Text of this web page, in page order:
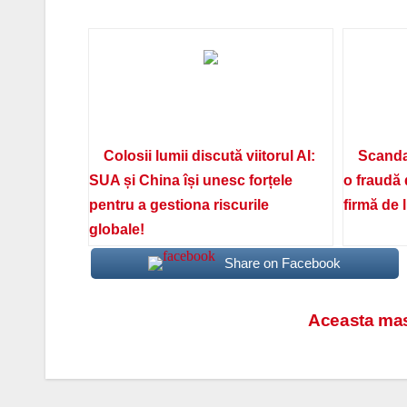
Colosii lumii discută viitorul AI:
SUA și China își unesc forțele
pentru a gestiona riscurile
globale!
o fraudă
firmă de
Share on Facebook
Aceasta